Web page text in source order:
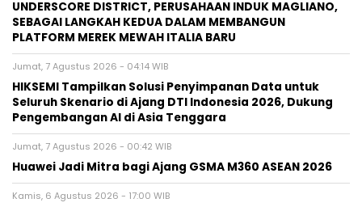
UNDERSCORE DISTRICT, PERUSAHAAN INDUK MAGLIANO,
SEBAGAI LANGKAH KEDUA DALAM MEMBANGUN
PLATFORM MEREK MEWAH ITALIA BARU
Jumat, 7 Agustus 2026 - 04:14 WIB
HIKSEMI Tampilkan Solusi Penyimpanan Data untuk
Seluruh Skenario di Ajang DTI Indonesia 2026, Dukung
Pengembangan AI di Asia Tenggara
Jumat, 7 Agustus 2026 - 00:42 WIB
Huawei Jadi Mitra bagi Ajang GSMA M360 ASEAN 2026
Kamis, 6 Agustus 2026 - 17:00 WIB